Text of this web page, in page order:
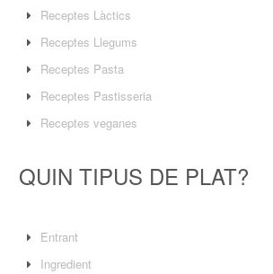
Receptes Làctics
Receptes Llegums
Receptes Pasta
Receptes Pastisseria
Receptes veganes
QUIN TIPUS DE PLAT?
Entrant
Ingredient